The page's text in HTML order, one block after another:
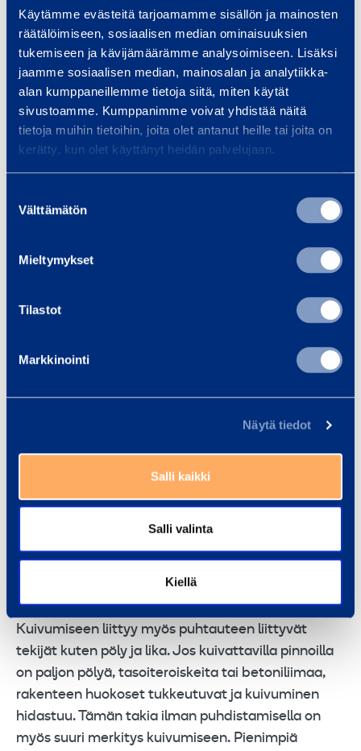
Käytämme evästeitä tarjoamamme sisällön ja mainosten
räätälöimiseen, sosiaalisen median ominaisuuksien
tukemiseen ja kävijämäärämme analysoimiseen. Lisäksi
jaamme sosiaalisen median, mainosalan ja analytiikka-
alan kumppaneillemme tietoja siitä, miten käytät
sivustoamme. Kumppanimme voivat yhdistää näitä
tietoja muihin tietoihin, joita olet antanut heille tai joita on
kerätty, kun olet käyttänyt heidän palvelujaan.
valinta
Välttämätön
Mieltymykset
Tilastot
Markkinointi
Näytä tiedot
Salli kaikki
Salli valinta
Kiellä
Pilvipalvelu mahdollistaa sen, että tiedot
rakenteiden kuivumisesta ja olosuhteista voidaan
antaa urakoitsijan lisäksi valvojalle ja tilaajalle. Näin
kaikki osapuolet voivat varmistua siitä, ettei
kosteudenhallinnasta tingitä eikä rakenteita
pinnoiteta liian aikaisin.
Oikea kuivain oikeaan paikkaan
rakennusfysikaalisten tekijöiden ymmärtäminen.
Jotta rakenteet kuivuvat, täytyy ymmärtää
lämpötilan, ilman kosteuden ja ilman liikkeen
synnyttämä yhteisvaikutus kuivumisen tehoon.
Kuivumiseen liittyy myös puhtauteen liittyvät
tekijät kuten pöly ja lika. Jos kuivattavilla pinnoilla
on paljon pölyä, tasoiteroiskeita tai betoniliimaa,
rakenteen huokoset tukkeutuvat ja kuivuminen
hidastuu. Tämän takia ilman puhdistamisella on
myös suuri merkitys kuivumiseen. Pienimpiä